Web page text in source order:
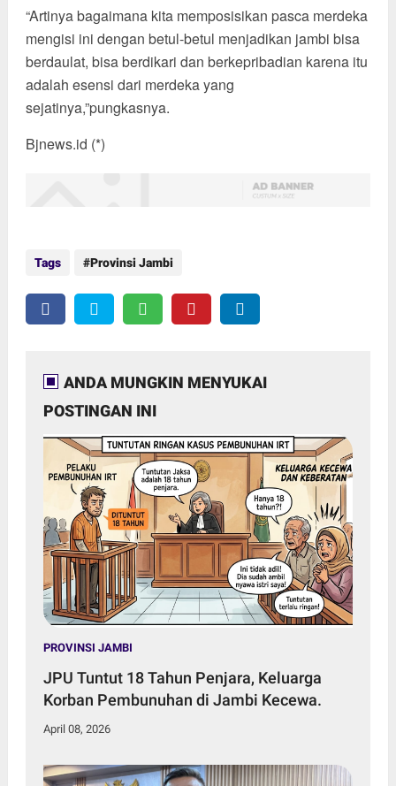
“Artinya bagaimana kita memposisikan pasca merdeka
mengisi ini dengan betul-betul menjadikan jambi bisa
berdaulat, bisa berdikari dan berkepribadian karena itu
adalah esensi dari merdeka yang
sejatinya,”pungkasnya.
Bjnews.id (*)
Tags Provinsi Jambi
ANDA MUNGKIN MENYUKAI
POSTINGAN INI
PROVINSI JAMBI
JPU Tuntut 18 Tahun Penjara, Keluarga
Korban Pembunuhan di Jambi Kecewa.
April 08, 2026